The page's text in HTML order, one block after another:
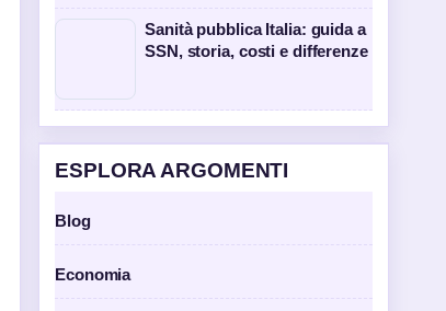
Sanità pubblica Italia: guida a
SSN, storia, costi e differenze
ESPLORA ARGOMENTI
Blog
Economia